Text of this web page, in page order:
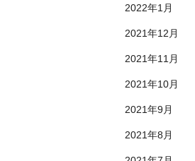
2022年1月
2021年12月
2021年11月
2021年10月
2021年9月
2021年8月